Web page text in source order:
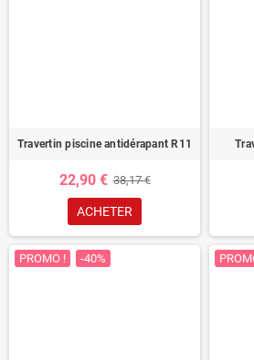
Travertin piscine antidérapant R11
22,90 € 38,17 €
ACHETER
PROMO ! -40%